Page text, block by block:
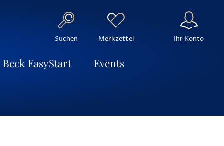
Beck EasyStart Events
Suchen Merkzettel Ihr Konto